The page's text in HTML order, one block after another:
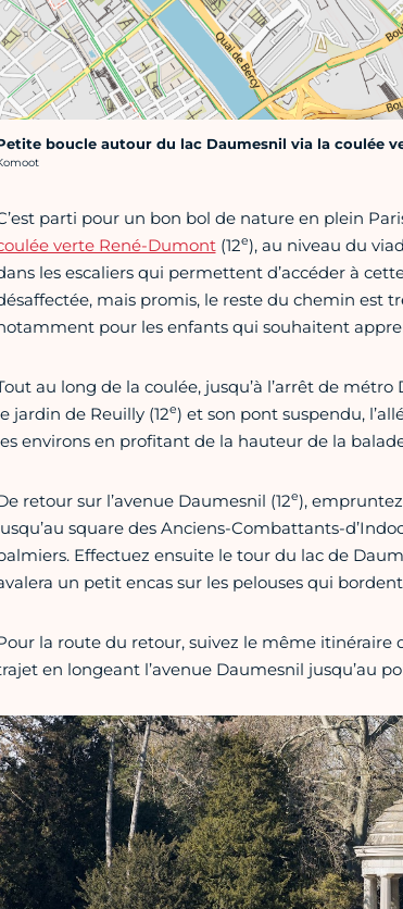
boucle autour du lac Daumesnil via la coulée
photo :
parti pour un bon bol de nature en plein
verte René-Dumont(12e), au niveau du
les escaliers qui permettent d’accéder à
mais promis, le reste du chemin est
pour les enfants qui souhaitent
au long de la coulée, jusqu’à l’arrêt de
jardin de Reuilly (12e) et son pont suspendu,
environs en profitant de la hauteur de la
retour sur l’avenue Daumesnil (12e),
square des Anciens-Combattants-
Effectuez ensuite le tour du lac de
un petit encas sur les pelouses qui
la route du retour, suivez le même itinéraire
en longeant l’avenue Daumesnil jusqu’au